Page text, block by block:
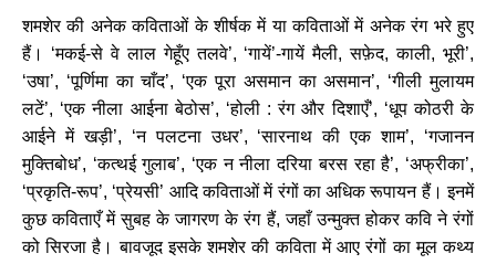
शमशेर की अनेक कविताओं के शीर्षक में या कविताओं में अनेक रंग भरे हुए
हैं। ‘मकई-से वे लाल गेहूँए तलवे’, ‘गायें’-गायें मैली, सफ़ेद, काली, भूरी’,
‘उषा’, ‘पूर्णिमा का चाँद’, ‘एक पूरा असमान का असमान’, ‘गीली मुलायम
लटें’, ‘एक नीला आईना बेठोस’, ‘होली : रंग और दिशाएँ’, ‘धूप कोठरी के
आईने में खड़ी’, ‘न पलटना उधर’, ‘सारनाथ की एक शाम’, ‘गजानन
मुक्तिबोध’, ‘कत्थई गुलाब’, ‘एक न नीला दरिया बरस रहा है’, ‘अफ्रीका’,
‘प्रकृति-रूप’, ‘प्रेयसी’ आदि कविताओं में रंगों का अधिक रूपायन हैं। इनमें
कुछ कविताएँ में सुबह के जागरण के रंग हैं, जहाँ उन्मुक्त होकर कवि ने रंगों
को सिरजा है। बावजूद इसके शमशेर की कविता में आए रंगों का मूल कथ्य